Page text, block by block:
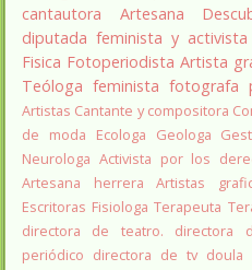
cantautora
Artesana
diputada feminista y
Fisica Fotoperiodista Artista
Teóloga feminista fotografa
Artistas Cantante y compositora
de moda
Ecologa Geologa
Neurologa Activista por los
Artesana herrera
Artistas
Escritoras Fisiologa Terapeuta
directora de teatro.
directora
periódico directora de tv doula